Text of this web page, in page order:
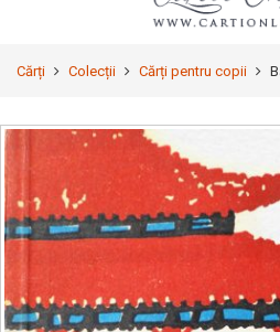
Cărți Colecții Cărți pentru copii